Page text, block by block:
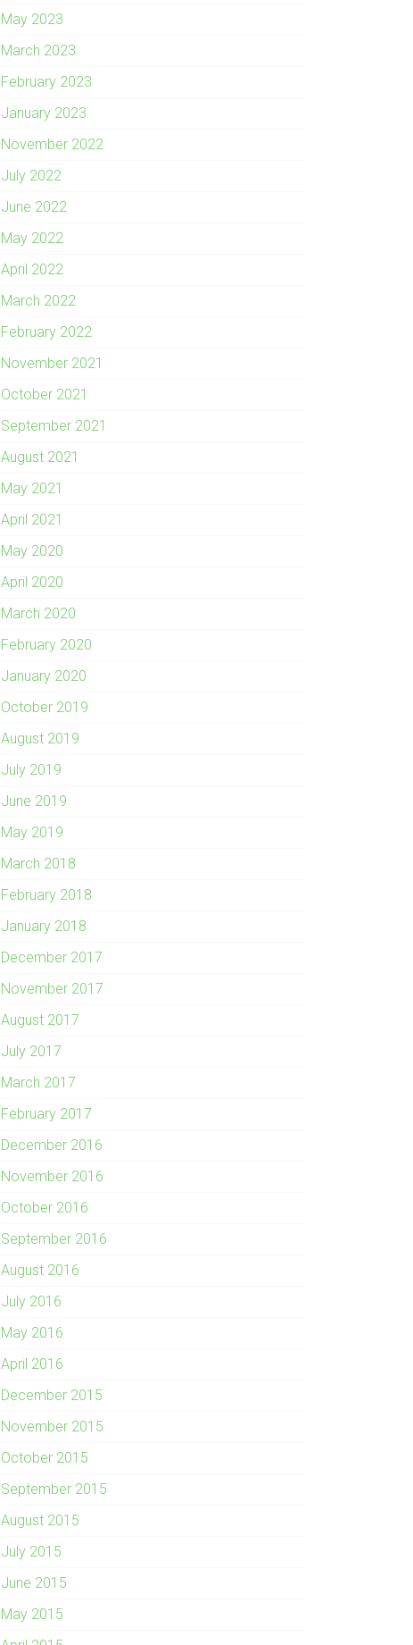
May 2023
March 2023
February 2023
January 2023
November 2022
July 2022
June 2022
May 2022
April 2022
March 2022
February 2022
November 2021
October 2021
September 2021
August 2021
May 2021
April 2021
May 2020
April 2020
March 2020
February 2020
January 2020
October 2019
August 2019
July 2019
June 2019
May 2019
March 2018
February 2018
January 2018
December 2017
November 2017
August 2017
July 2017
March 2017
February 2017
December 2016
November 2016
October 2016
September 2016
August 2016
July 2016
May 2016
April 2016
December 2015
November 2015
October 2015
September 2015
August 2015
July 2015
June 2015
May 2015